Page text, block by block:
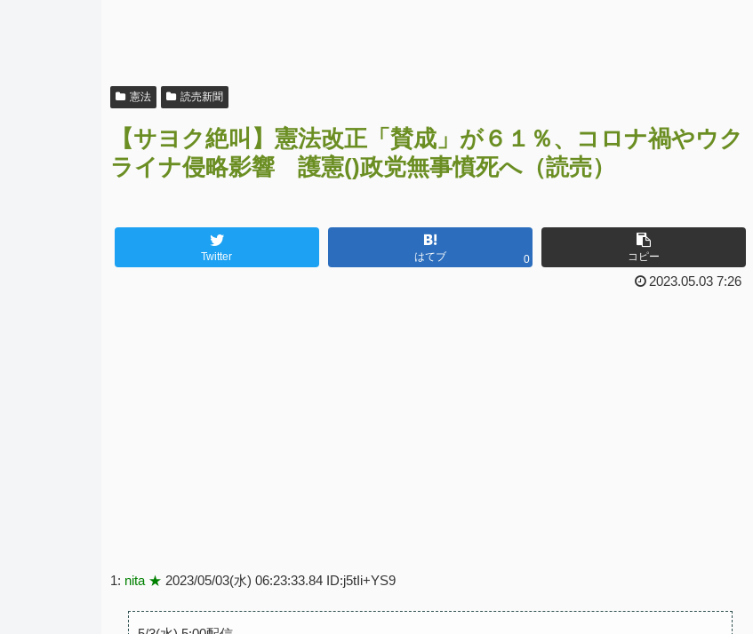
憲法 読売新聞
【サヨク絶叫】憲法改正「賛成」が６１％、コロナ禍やウク
ライナ侵略影響 護憲()政党無事憤死へ（読売）
Twitter はてブ 0 コピー
2023.05.03 7:26
1: nita ★ 2023/05/03(水) 06:23:33.84 ID:j5tIi+YS9